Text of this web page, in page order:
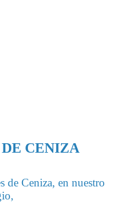
CENIZA
de Ceniza, en nuestro